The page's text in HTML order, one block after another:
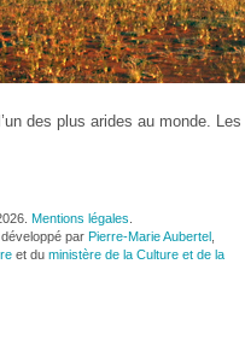
des plus arides au monde.
Mentions légales
, développé par Pierre-Marie Aubertel
et du ministère de la Culture et de la